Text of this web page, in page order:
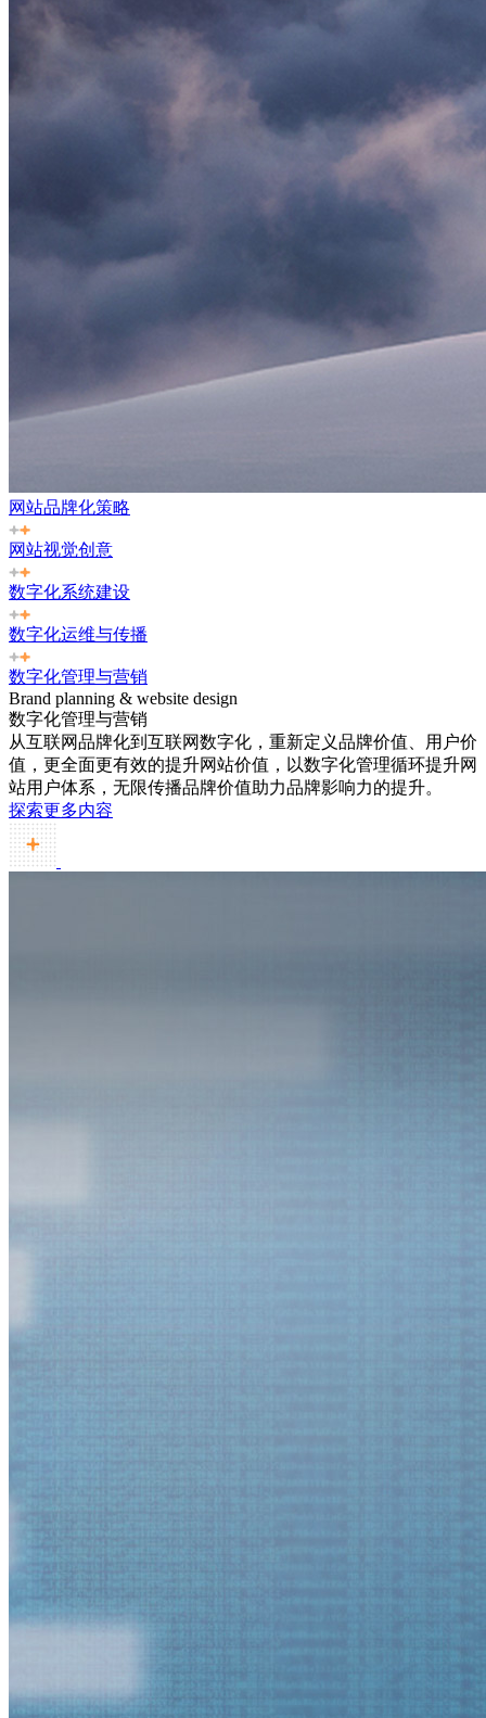
网站品牌化策略
网站视觉创意
数字化系统建设
数字化运维与传播
数字化管理与营销
Brand planning & website design
数字化管理与营销
从互联网品牌化到互联网数字化，重新定义品牌价值、用户价
值，更全面更有效的提升网站价值，以数字化管理循环提升网
站用户体系，无限传播品牌价值助力品牌影响力的提升。
探索更多内容